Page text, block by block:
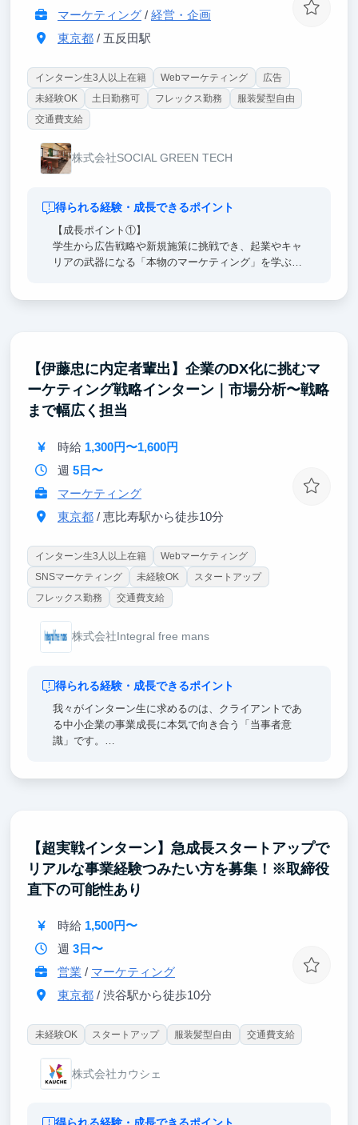
マーケティング/ 経営・企画
東京都/ 五反田駅
インターン生3人以上在籍 Webマーケティング
広告
未経験OK
土日勤務可 フレックス勤務
服装髪型自由
交通費支給
株式会社SOCIAL GREEN TECH
得られる経験・成長できるポイント
【成長ポイント①】
学生から広告戦略や新規施策に挑戦でき、起業やキャ
リアの武器になる「本物のマーケティング」を学ぶこ
られます。
【成長ポイント③】
東大・早慶・MARCHなど高学歴の優秀な若手社員や
インターン生が多数活躍しており、互いに刺激を受け
【伊藤忠に内定者輩出】企業のDX化に挑むマ
ーケティング戦略インターン｜市場分析〜戦略
まで幅広く担当
時給 1,300円〜1,600円
週 5日〜
マーケティング
東京都/ 恵比寿駅から徒歩10分
インターン生3人以上在籍
Webマーケティング
SNSマーケティング
未経験OK
スタートアップ
フレックス勤務
交通費支給
株式会社Integral free mans
得られる経験・成長できるポイント
我々がインターン生に求めるのは、クライアントであ
る中小企業の事業成長に本気で向き合う「当事者意
識」です。
す。自身の提案がクライアントの未来を直接左右する
という強い責任感と、マーケティングの力で社会課題
の解決に貢献する確かな手応え。
この経験こそが、皆さんをどこでも通用する人材へと
飛躍的に成長させると確信しています。
【超実戦インターン】急成長スタートアップで
リアルな事業経験つみたい方を募集！※取締役
直下の可能性あり
時給 1,500円〜
週 3日〜
営業 / マーケティング
東京都/ 渋谷駅から徒歩10分
未経験OK スタートアップ 服装髪型自由 交通費支給
株式会社カウシェ